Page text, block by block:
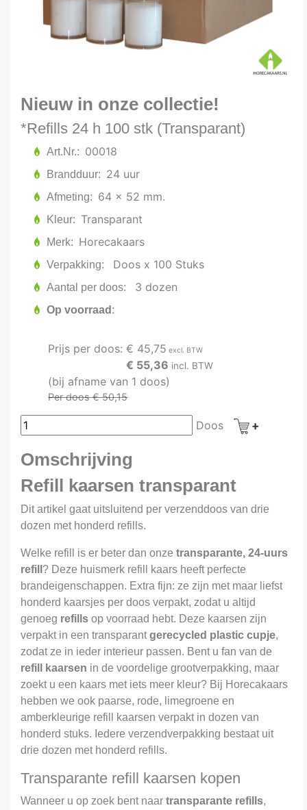
Nieuw in onze collectie!
*Refills 24 h 100 stk (Transparant)
Art.Nr. 00018
Brandduur 24 uur
Afmeting 64 x 52 mm.
Kleur Transparant
Merk Horecakaars
Verpakking Doos x 100 Stuks
Aantal per doos 3 dozen
Op voorraad
Prijs per doos: € 45,75 excl. BTW
€ 55,36 incl. BTW
(bij afname van 1 doos)
Per doos € 50,15
Doos
Omschrijving
Refill kaarsen transparant
Dit artikel gaat uitsluitend per verzenddoos van drie
dozen met honderd refills.
Welke refill is er beter dan onze transparante, 24-uurs
refill ? Deze huismerk refill kaars heeft perfecte
brandeigenschappen. Extra fijn: ze zijn met maar liefst
honderd kaarsjes per doos verpakt, zodat u altijd
genoeg refills op voorraad hebt. Deze kaarsen zijn
verpakt in een transparantgerecycled plastic cupje,
zodat ze in ieder interieur passen. Bent u fan van de
refill kaarsen in de voordelige grootverpakking, maar
zoekt u een kaars met iets meer kleur? Bij Horecakaars
hebben we ook paarse, rode, limegroene en
amberkleurige refill kaarsen verpakt in dozen van
honderd stuks. Iedere verzendverpakking bestaat uit
drie dozen met honderd refills.
Transparante refill kaarsen kopen
Wanneer u op zoek bent naar transparante refills,